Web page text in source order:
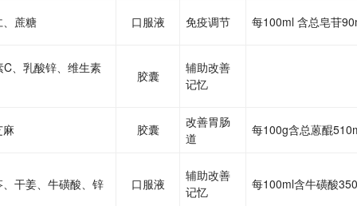
蔗糖 口服液 免疫调节 每100ml 含总皂苷
、乳酸锌、维生素
胶囊
辅助改善
记忆
胶囊
改善胃肠
道
每100g含总蒽醌
干姜、牛磺酸、锌 口服液
辅助改善
记忆
每100ml含牛磺酸